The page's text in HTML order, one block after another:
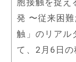
発 〜従来困
触」のリアル
て、2月6日の